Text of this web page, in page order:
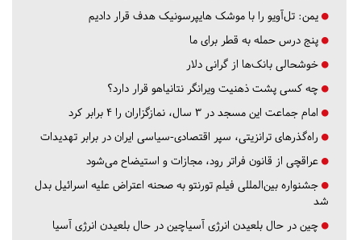
یمن: تل‌آویو را با موشک هایپرسونیک هدف قرار دادیم
پنج درس‌ حمله به قطر برای ما
خوشحالی بانک‌ها از گرانی دلار
چه کسی پشت ذهنیت ویرانگر نتانیاهو قرار دارد؟
امام جماعت این مسجد در ۳ سال، نمازگزاران را ۴ برابر کرد
راه‌گذرهای ترانزیتی، سپر اقتصادی-سیاسی ایران در برابر تهدیدات
عراقچی از قانون فراتر رود، مجازات و استیضاح می‌شود
جشنواره بین‌المللی فیلم تورنتو به صحنه اعتراض علیه اسرائیل بدل
شد
چین در حال بلعیدن انرژی آسیاچین در حال بلعیدن انرژی آسیا